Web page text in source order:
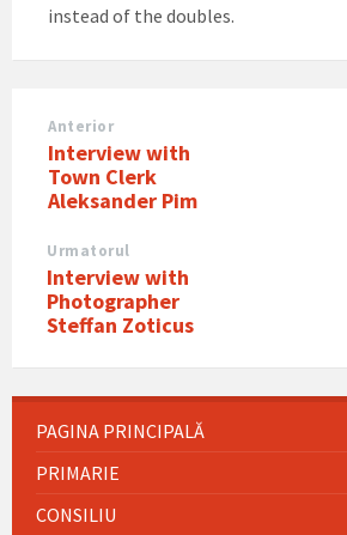
instead of the doubles.
Anterior
Interview with
Town Clerk
Aleksander Pim
Urmatorul
Interview with
Photographer
Steffan Zoticus
PAGINA PRINCIPALĂ
PRIMARIE
CONSILIU